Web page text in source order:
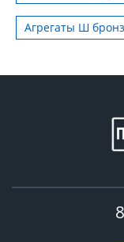
Агрегаты Ш